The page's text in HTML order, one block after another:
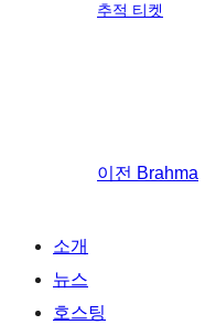
추적 티켓
이전 Brahma
소개
뉴스
호스팅